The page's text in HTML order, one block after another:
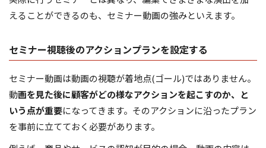
えることができるのも、セミナー動画の強みといえます。
セミナー視聴後のアクションプランを設定する
セミナー動画は動画の視聴が着地点(ゴール)ではありません。
動画を見た後に顧客がどの様なアクションを起こすのか、と
いう点が重要になってきます。そのアクションに沿ったプラン
を事前に立てておく必要があります。